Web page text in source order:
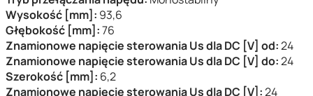
Wysokość [mm]: 93,6
Głębokość [mm]:76
Znamionowe napięcie sterowania Us dla DC [V] od:24
Znamionowe napięcie sterowania Us dla DC [V] do:24
Szerokość [mm]: 6,2
Znamionowe napięcie sterowania Us dla DC [V]:24